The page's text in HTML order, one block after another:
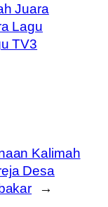
Juara
Lagu
TV3
Kalimah
Desa
→